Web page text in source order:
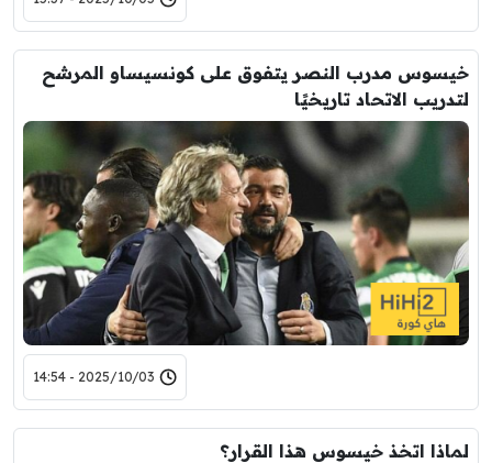
خيسوس مدرب النصر يتفوق على كونسيساو المرشح
لتدريب الاتحاد تاريخيًا
2025/10/03 - 14:54
لماذا اتخذ خيسوس هذا القرار؟